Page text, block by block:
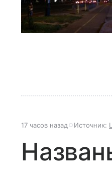
17 часов назад Источник: